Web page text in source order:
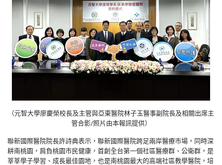
（元智大學廖慶榮校長及主管與亞東醫院林子玉醫事副院長及相關出席主
管合影/照片由本報訊提供）
聯新國際醫院院長許詩典表示，聯新國際醫院跨足兩岸醫療市場，同時深
耕南桃園，肩負桃園市民健康，首創全台第一個社區醫療群、公衛群，是
莘莘學子學習、成長最佳園地，也是南桃園最大的高端社區教學醫院，培